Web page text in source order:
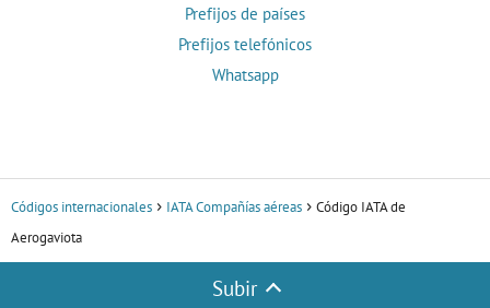
Prefijos de países
Prefijos telefónicos
Whatsapp
Códigos internacionales IATA Compañías aéreas
Código IATA de
Aerogaviota
Subir